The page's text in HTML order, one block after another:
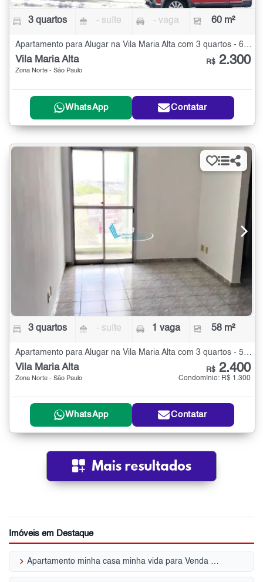
3 quartos - suíte - vaga 60 m²
Apartamento para Alugar na Vila Maria Alta com 3 quartos - 60 m²
Vila Maria Alta
Zona Norte - São Paulo
R$ 2.300
WhatsApp Contatar
3 quartos - suíte 1 vaga 58 m²
Vila Maria Alta
Zona Norte - São Paulo
R$ 2.400
Condomínio: R$ 1.300
WhatsApp Contatar
Imóveis em Destaque
keyboard_arrow_right Apartamento minha casa minha vida para Venda | Vila Maria Alta